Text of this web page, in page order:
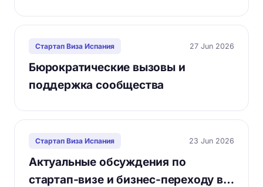
Стартап Виза Испания 27 Jun 2026
Бюрократические вызовы и
поддержка сообщества
Стартап Виза Испания 23 Jun 2026
Актуальные обсуждения по
стартап-визе и бизнес-переходу в…